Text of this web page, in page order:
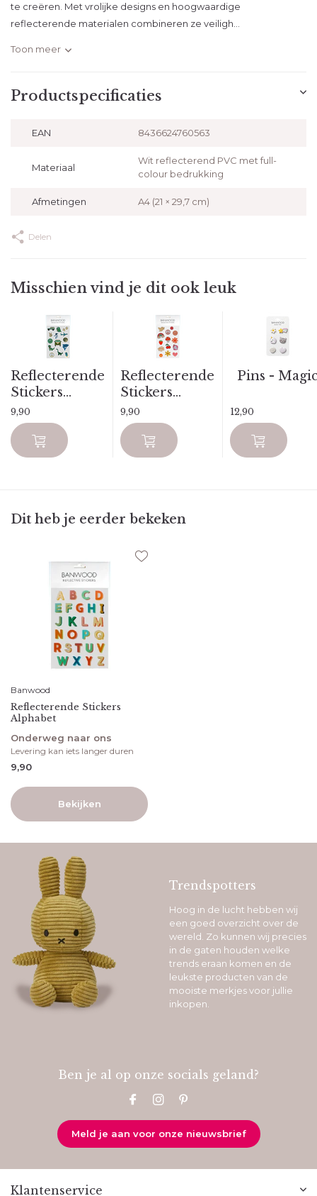
te creëren. Met vrolijke designs en hoogwaardige
reflecterende materialen combineren ze veiligh...
Toon meer
Productspecificaties
EAN 8436624760563
Materiaal
Wit reflecterend PVC met full-
colour bedrukking
Afmetingen A4 (21 × 29,7 cm)
Delen
Misschien vind je dit ook leuk
Reflecterende
Stickers...
9,90
Reflecterende
Stickers...
9,90
Pins -
12,90
Dit heb je eerder bekeken
Banwood
Reflecterende Stickers
Alphabet
Onderweg naar ons
Levering kan iets langer duren
9,90
Bekijken
Trendspotters
Hoog in de lucht hebben wij
een goed overzicht over de
wereld. Zo kunnen wij precies
in de gaten houden welke
trends eraan komen en de
leukste producten van de
mooiste merkjes voor jullie
inkopen.
Ben je al op onze socials geland?
Meld je aan voor onze nieuwsbrief
Klantenservice